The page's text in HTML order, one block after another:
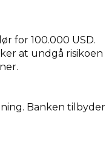
for 100.000 USD.
at undgå risikoen
Banken tilbyder